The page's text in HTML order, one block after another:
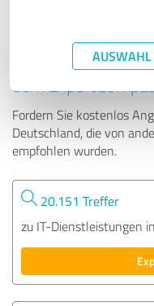
Tipp: Die
dem ExpertCompass
Fordern Sie kostenlos
Deutschland, die von
empfohlen wurden.
20.151 Treffer
zu IT-Dienstleistungen